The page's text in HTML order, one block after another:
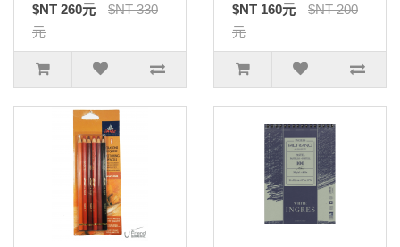
$NT 260元
$NT 330
元
$NT 160元
$NT 200
元